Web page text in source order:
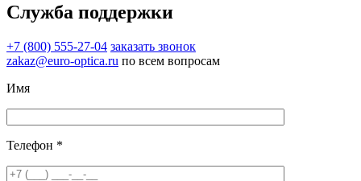
Служба поддержки
+7 (800) 555-27-04 заказать звонок
zakaz@euro-optica.ru по всем вопросам
Имя
Телефон *